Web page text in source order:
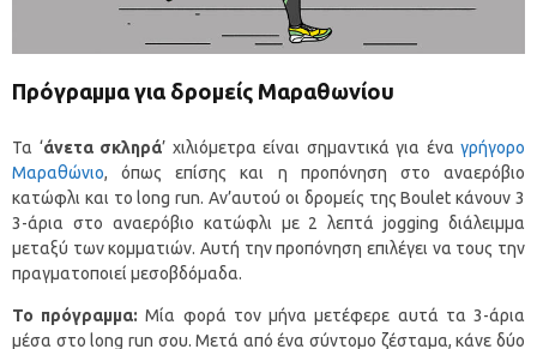
Πρόγραμμα για δρομείς Μαραθωνίου
Τα ‘άνετα σκληρά’ χιλιόμετρα είναι σημαντικά για ένα γρήγορο
Μαραθώνιο, όπως επίσης και η προπόνηση στο αναερόβιο
κατώφλι και το long run. Αν’αυτού οι δρομείς της Boulet κάνουν 3
3-άρια στο αναερόβιο κατώφλι με 2 λεπτά jogging διάλειμμα
μεταξύ των κομματιών. Αυτή την προπόνηση επιλέγει να τους την
πραγματοποιεί μεσοβδόμαδα.
Το πρόγραμμα:Μία φορά τον μήνα μετέφερε αυτά τα 3-άρια
μέσα στο long run σου. Μετά από ένα σύντομο ζέσταμα, κάνε δύο